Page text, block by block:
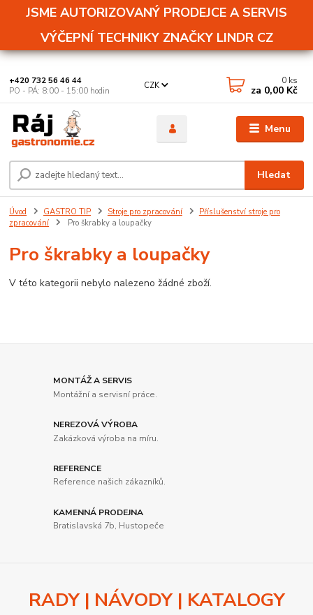
JSME AUTORIZOVANÝ PRODEJCE A SERVIS
VÝČEPNÍ TECHNIKY ZNAČKY LINDR CZ
Menu
CZK
Hledat
+420 732 56 46 44
PO - PÁ: 8:00 - 15:00 hodin
0 ks
za 0,00 Kč
Úvod GASTRO TIP Stroje pro zpracování
Příslušenství stroje pro
zpracování
Pro škrabky a loupačky
Pro škrabky a loupačky
V této kategorii nebylo nalezeno žádné zboží.
MONTÁŽ A SERVIS
Montážní a servisní práce.
NEREZOVÁ VÝROBA
Zakázková výroba na míru.
REFERENCE
Reference našich zákazníků.
KAMENNÁ PRODEJNA
Bratislavská 7b, Hustopeče
RADY | NÁVODY | KATALOGY